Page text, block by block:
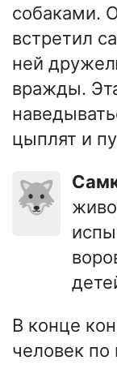
собаками.
встретил
ней
вражды.
цыплят и
🐺
В конце
человек